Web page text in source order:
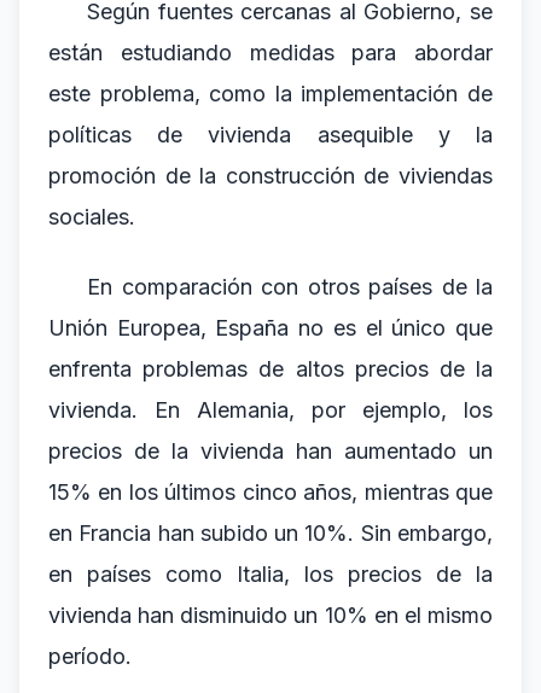
Según fuentes cercanas al Gobierno, se
están estudiando medidas para abordar
este problema, como la implementación de
políticas de vivienda asequible y la
promoción de la construcción de viviendas
sociales.
En comparación con otros países de la
Unión Europea, España no es el único que
enfrenta problemas de altos precios de la
vivienda. En Alemania, por ejemplo, los
precios de la vivienda han aumentado un
15% en los últimos cinco años, mientras que
en Francia han subido un 10%. Sin embargo,
en países como Italia, los precios de la
vivienda han disminuido un 10% en el mismo
período.